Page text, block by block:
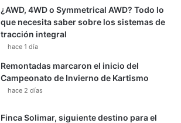
¿AWD, 4WD o Symmetrical AWD? Todo lo
que necesita saber sobre los sistemas de
tracción integral
hace 1 día
Remontadas marcaron el inicio del
Campeonato de Invierno de Kartismo
hace 2 días
Finca Solimar, siguiente destino para el